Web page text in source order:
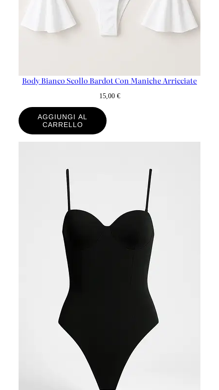
Body Bianco Scollo Bardot Con Maniche Arricciate
15,00 €
AGGIUNGI AL
CARRELLO